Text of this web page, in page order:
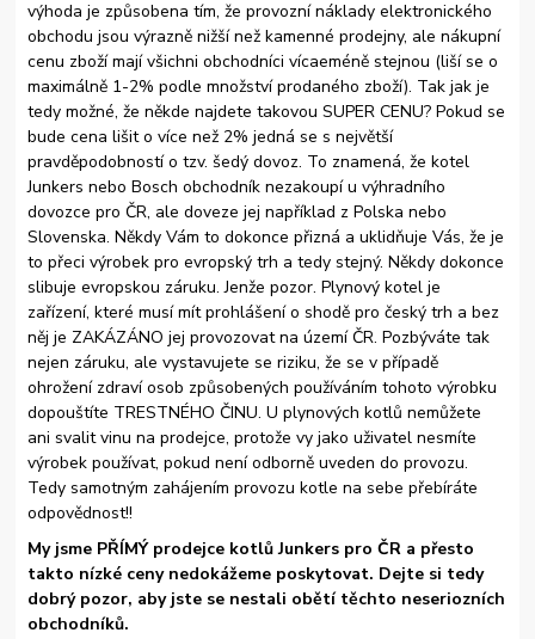
výhoda je způsobena tím, že provozní náklady elektronického
obchodu jsou výrazně nižší než kamenné prodejny, ale nákupní
cenu zboží mají všichni obchodníci vícaeméně stejnou (liší se o
maximálně 1-2% podle množství prodaného zboží). Tak jak je
tedy možné, že někde najdete takovou SUPER CENU? Pokud se
bude cena lišit o více než 2% jedná se s největší
pravděpodobností o tzv. šedý dovoz. To znamená, že kotel
Junkers nebo Bosch obchodník nezakoupí u výhradního
dovozce pro ČR, ale doveze jej například z Polska nebo
Slovenska. Někdy Vám to dokonce přizná a uklidňuje Vás, že je
to přeci výrobek pro evropský trh a tedy stejný. Někdy dokonce
slibuje evropskou záruku. Jenže pozor. Plynový kotel je
zařízení, které musí mít prohlášení o shodě pro český trh a bez
něj je ZAKÁZÁNO jej provozovat na území ČR. Pozbýváte tak
nejen záruku, ale vystavujete se riziku, že se v případě
ohrožení zdraví osob způsobených používáním tohoto výrobku
dopouštíte TRESTNÉHO ČINU. U plynových kotlů nemůžete
ani svalit vinu na prodejce, protože vy jako uživatel nesmíte
výrobek používat, pokud není odborně uveden do provozu.
Tedy samotným zahájením provozu kotle na sebe přebíráte
odpovědnost!!
My jsme PŘÍMÝ prodejce kotlů Junkers pro ČR a přesto
takto nízké ceny nedokážeme poskytovat. Dejte si tedy
dobrý pozor, aby jste se nestali obětí těchto neseriozních
obchodníků.